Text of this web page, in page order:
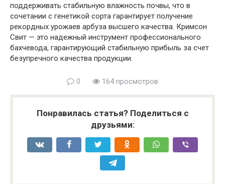
поддерживать стабильную влажность почвы, что в
сочетании с генетикой сорта гарантирует получение
рекордных урожаев арбуза высшего качества. Кримсон
Свит — это надежный инструмент профессионального
бахчевода, гарантирующий стабильную прибыль за счет
безупречного качества продукции.
0 164 просмотров
Понравилась статья? Поделиться с
друзьями: